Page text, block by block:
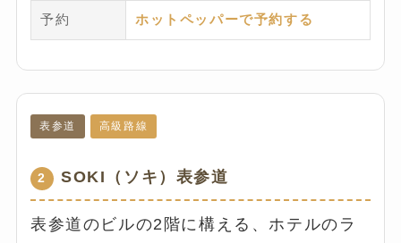
予約 ホットペッパーで予約する
表参道 高級路線
2 SOKI（ソキ）表参道
表参道のビルの2階に構える、ホテルのラ